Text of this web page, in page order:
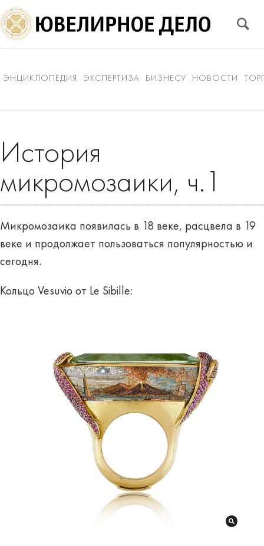
ЭНЦИКЛОПЕДИЯ ЭКСПЕРТИЗА БИЗНЕСУ НОВОСТИ
История
микромозаики, ч.1
Микромозаика появилась в 18 веке, расцвела в 19
веке и продолжает пользоваться популярностью и
сегодня.
Кольцо Vesuvio от Le Sibille: